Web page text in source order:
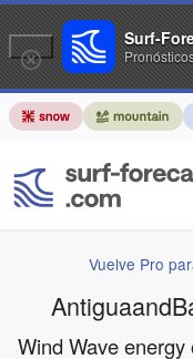
Vuelve Pro
Wind Wave
Surf-